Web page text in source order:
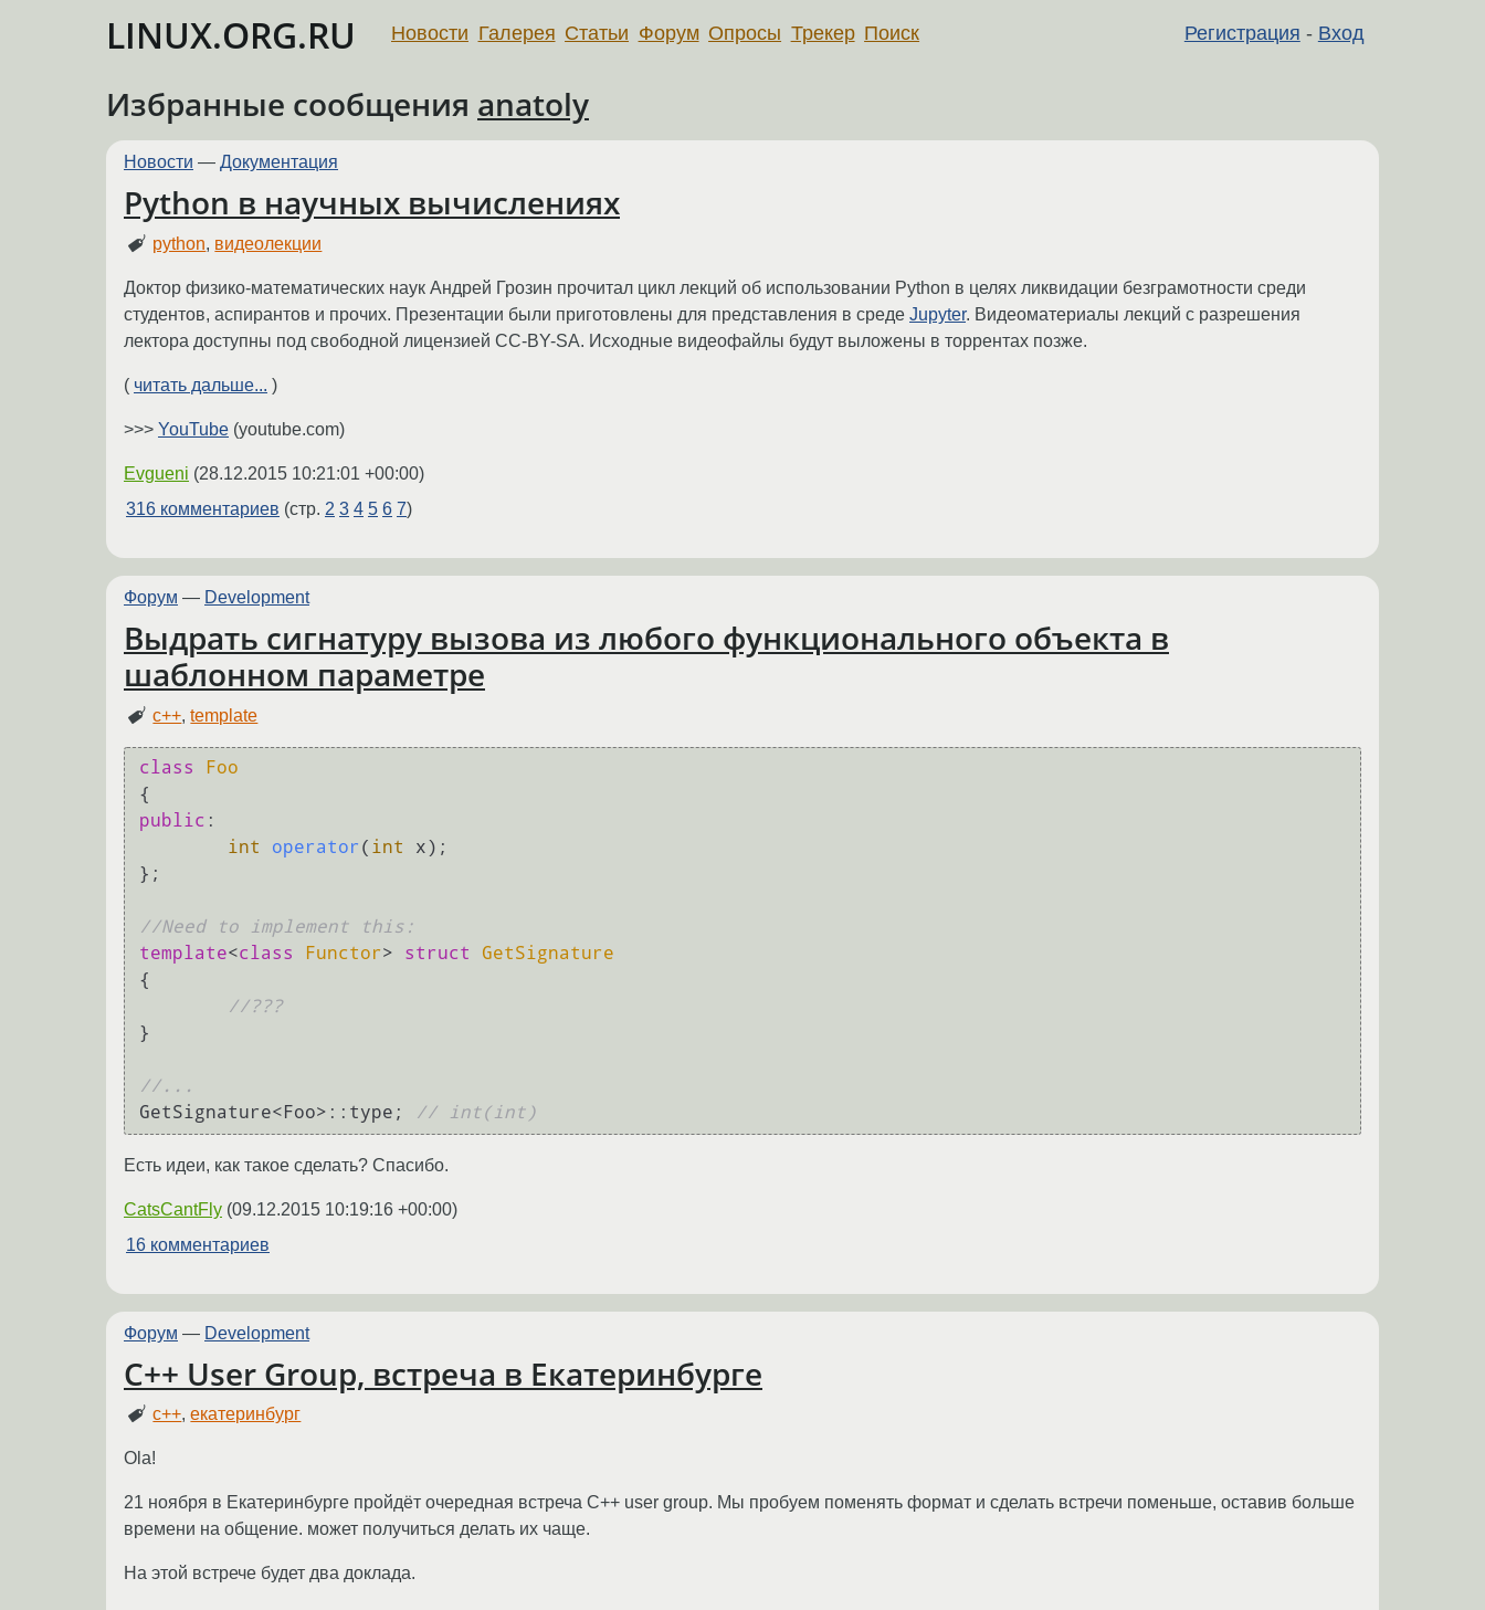
LINUX.ORG.RU Регистрация - Вход
Новости Галерея Статьи Форум Опросы Трекер Поиск
Избранные сообщения anatoly
Новости — Документация
Python в научных вычислениях
python, видеолекции
Доктор физико-математических наук Андрей Грозин прочитал цикл лекций об использовании Python в целях ликвидации безграмотности среди
студентов, аспирантов и прочих. Презентации были приготовлены для представления в среде Jupyter. Видеоматериалы лекций с разрешения
лектора доступны под свободной лицензией CC-BY-SA. Исходные видеофайлы будут выложены в торрентах позже.
( читать дальше... )
>>> YouTube (youtube.com)
Evgueni (28.12.2015 10:21:01 +00:00)
316 комментариев (стр. 2 3 4 5 6 7)
Форум — Development
Выдрать сигнатуру вызова из любого функционального объекта в
шаблонном параметре
c++,template
class
Foo
public :
int
operator ( int x) ;
};
//Need to implement this:
template<class Functor> struct
GetSignature
{
//???
}
//...
GetSignature<Foo>::type;
// int(int)
Есть идеи, как такое сделать? Спасибо.
CatsCantFly (09.12.2015 10:19:16 +00:00)
16 комментариев
Форум — Development
C++ User Group, встреча в Екатеринбурге
c++,екатеринбург
Ola!
21 ноября в Екатеринбурге пройдёт очередная встреча C++ user group. Мы пробуем поменять формат и сделать встречи поменьше, оставив больше
времени на общение. может получиться делать их чаще.
На этой встрече будет два доклада.